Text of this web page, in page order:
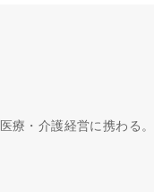
・介護経営に携わる。